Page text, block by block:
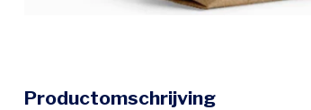
Productomschrijving